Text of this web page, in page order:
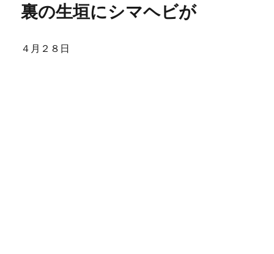
ー
る
裏の生垣にシマヘビが
４月２８日